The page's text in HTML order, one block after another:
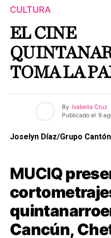
CULTURA
EL CINE
TOMA LA
By Isabella Cruz
Publicado el 9
Joselyn Díaz/Grupo Cantón
MUCIQ
Cancún,